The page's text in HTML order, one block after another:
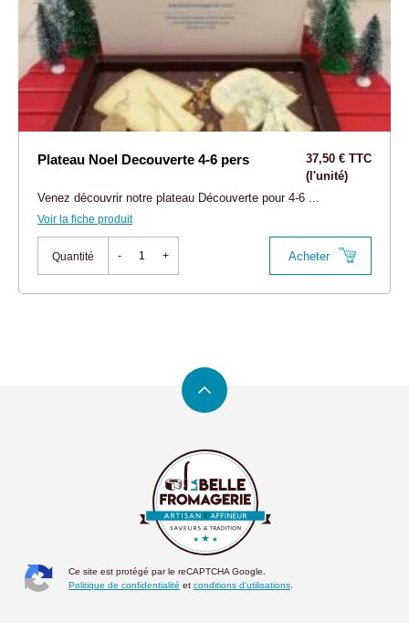
Plateau Noel Decouverte 4-6 pers
37,50 € TTC
(l'unité)
Venez découvrir notre plateau Découverte pour 4-6 ...
Voir la fiche produit
Quantité - + Acheter
Ce site est protégé par le reCAPTCHA Google.
Politique de confidentialité et conditions d'utilisations